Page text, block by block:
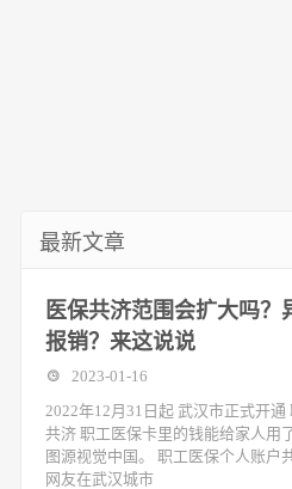
最新文章
医保共济范围会扩大吗？
报销？来这说说
2023-01-16
2022年12月31日起 武汉市正式开通
共济 职工医保卡里的钱能给家人用
图源视觉中国。 职工医保个人账户
网友在武汉城市